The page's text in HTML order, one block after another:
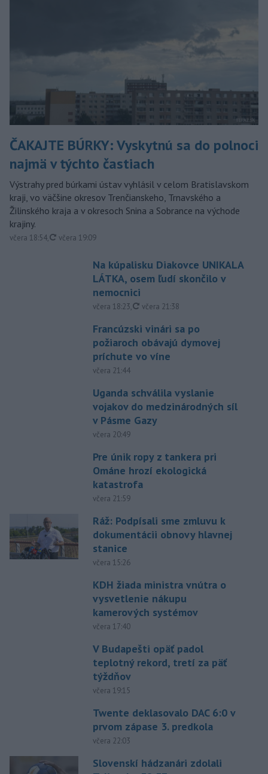
ČAKAJTE BÚRKY: Vyskytnú sa do polnoci
najmä v týchto častiach
Výstrahy pred búrkami ústav vyhlásil v celom Bratislavskom
kraji, vo väčšine okresov Trenčianskeho, Trnavského a
Žilinského kraja a v okresoch Snina a Sobrance na východe
krajiny.
včera 18:54, aktualizované
včera 19:09
Na kúpalisku Diakovce UNIKALA
LÁTKA, osem ľudí skončilo v
nemocnici
včera 18:23, aktualizované
včera 21:38
Francúzski vinári sa po
požiaroch obávajú dymovej
príchute vo víne
včera 21:44
Uganda schválila vyslanie
vojakov do medzinárodných síl
v Pásme Gazy
včera 20:49
Pre únik ropy z tankera pri
Ománe hrozí ekologická
katastrofa
včera 21:59
Ráž: Podpísali sme zmluvu k
dokumentácii obnovy hlavnej
stanice
včera 15:26
KDH žiada ministra vnútra o
vysvetlenie nákupu
kamerových systémov
včera 17:40
V Budapešti opäť padol
teplotný rekord, tretí za päť
týždňov
včera 19:15
Twente deklasovalo DAC 6:0 v
prvom zápase 3. predkola
včera 22:03
Slovenskí hádzanári zdolali